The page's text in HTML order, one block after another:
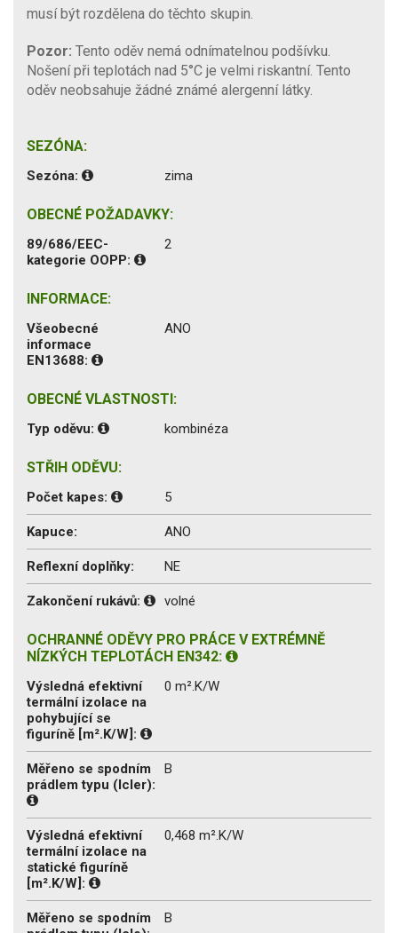
musí být rozdělena do těchto skupin.
Pozor: Tento oděv nemá odnímatelnou podšívku.
Nošení při teplotách nad 5°C je velmi riskantní. Tento
oděv neobsahuje žádné známé alergenní látky.
SEZÓNA:
Sezóna: zima
OBECNÉ POŽADAVKY:
89/686/EEC-
kategorie OOPP:
2
INFORMACE:
Všeobecné
informace
EN13688:
ANO
OBECNÉ VLASTNOSTI:
Typ oděvu: kombinéza
STŘIH ODĚVU:
Počet kapes: 5
Kapuce: ANO
Reflexní doplňky: NE
Zakončení rukávů: volné
OCHRANNÉ ODĚVY PRO PRÁCE V EXTRÉMNĚ
NÍZKÝCH TEPLOTÁCH EN342:
Výsledná efektivní
termální izolace na
pohybující se
figuríně [m².K/W]:
0 m².K/W
Měřeno se spodním
prádlem typu (Icler):
B
Výsledná efektivní
termální izolace na
statické figuríně
[m².K/W]:
0,468 m².K/W
Měřeno se spodním
B